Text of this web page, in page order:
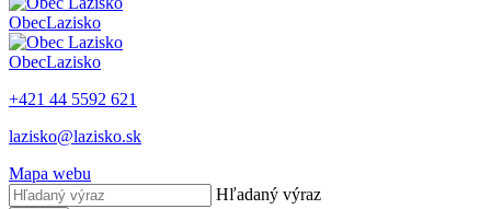
ObecLazisko
ObecLazisko
+421 44 5592 621
lazisko@lazisko.sk
Mapa webu
Hľadaný výraz